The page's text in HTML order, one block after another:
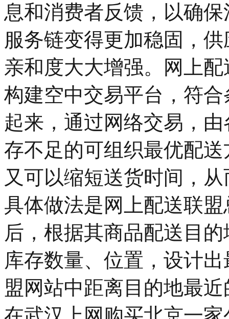
息和消费者反馈，以确
服务链变得更加稳固，
亲和度大大增强。网上
构建空中交易平台，符
起来，通过网络交易，
存不足的可组织最优配
又可以缩短送货时间，
具体做法是网上配送联
后，根据其商品配送目
库存数量、位置，设计
盟网站中距离目的地最